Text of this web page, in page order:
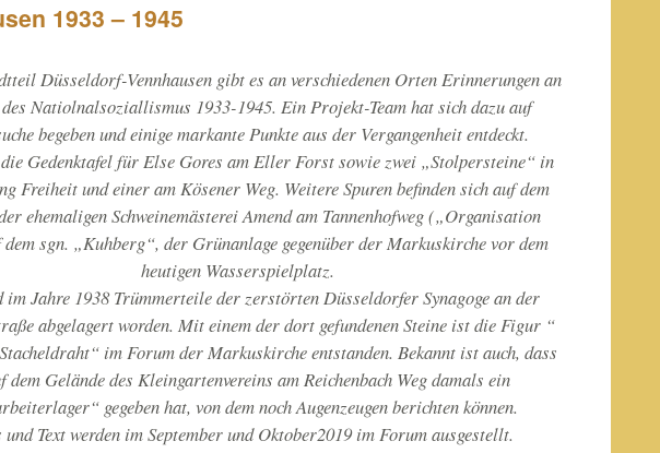
1933 – 1945
Düsseldorf-Vennhausen gibt es an verschiedenen Orten Erinnerungen an
Natiolnalsoziallismus 1933-1945. Ein Projekt-Team hat sich dazu auf
begeben und einige markante Punkte aus der Vergangenheit entdeckt.
Gedenktafel für Else Gores am Eller Forst sowie zwei „Stolpersteine“ in
Freiheit und einer am Kösener Weg. Weitere Spuren befinden sich auf dem
ehemaligen Schweinemästerei Amend am Tannenhofweg („Organisation
sgn. „Kuhberg“, der Grünanlage gegenüber der Markuskirche vor dem
heutigen Wasserspielplatz.
Jahre 1938 Trümmerteile der zerstörten Düsseldorfer Synagoge an der
abgelagert worden. Mit einem der dort gefundenen Steine ist die Figur “
im Forum der Markuskirche entstanden. Bekannt ist auch, dass
dem Gelände des Kleingartenvereins am Reichenbach Weg damals ein
gegeben hat, von dem noch Augenzeugen berichten können.
und Text werden im September und Oktober2019 im Forum ausgestellt.